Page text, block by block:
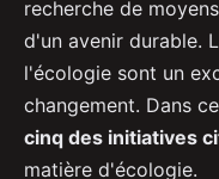
recherche de
d'un avenir durable.
l'écologie sont un
changement. Dans
cinq des initiatives
matière d'écologie.